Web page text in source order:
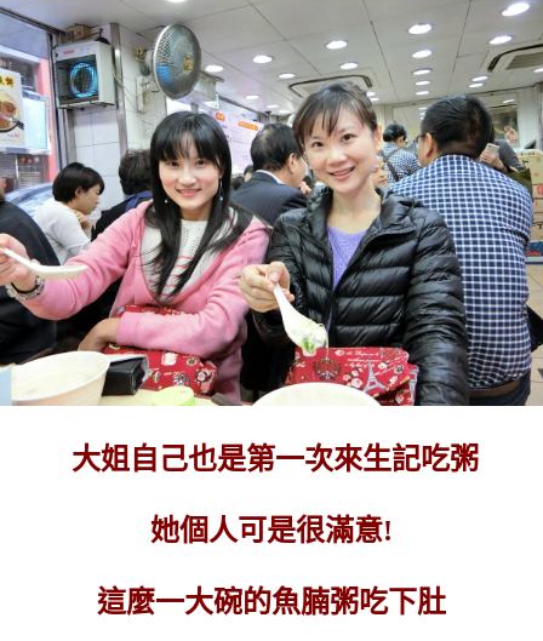
大姐自己也是第一次來生記吃粥
她個人可是很滿意!
這麼一大碗的魚腩粥吃下肚